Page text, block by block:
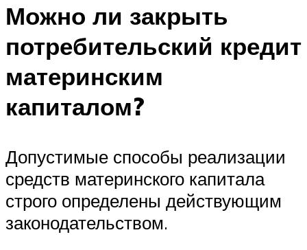
Можно ли закрыть
потребительский кредит
материнским
капиталом?
Допустимые способы реализации
средств материнского капитала
строго определены действующим
законодательством.